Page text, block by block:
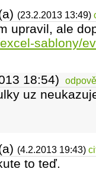
(23.2.2013 13:49)
upravil, ale
sablony/
18:54)
uz
(4.2.2013 19:43)
to teď.